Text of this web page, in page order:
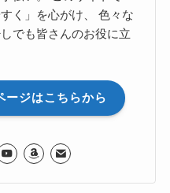
く」を心がけ、 色々な
でも皆さんのお役に立
ージはこちらから